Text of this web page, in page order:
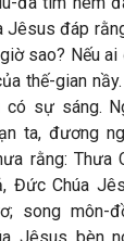
đáp
sao? Nếu ai
thế-gian
sự sáng.
ta, đương
rằng: Thưa
Đức Chúa
song môn-